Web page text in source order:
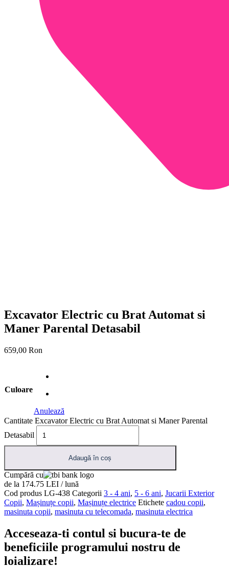
Excavator Electric cu Brat Automat si
Maner Parental Detasabil
659,00 Ron
Culoare
Anulează
Cantitate Excavator Electric cu Brat Automat si Maner Parental
Detasabil
Adaugă în coș
Cumpără cu
de la 174.75 LEI / lună
Cod produs LG-438 Categorii 3 - 4 ani, 5 - 6 ani, Jucarii Exterior
Copii, Mașinuțe copii, Mașinuțe electrice Etichete cadou copii,
masinuta copii, masinuta cu telecomada, masinuta electrica
Acceseaza-ti contul si bucura-te de
beneficiile programului nostru de
loializare!